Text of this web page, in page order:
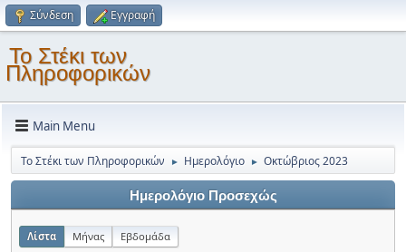
Σύνδεση Εγγραφή
Το Στέκι των
Πληροφορικών
Main Menu
Το Στέκι των Πληροφορικών ► Ημερολόγιο ► Οκτώβριος 2023
Ημερολόγιο Προσεχώς
Λίστα Μήνας Εβδομάδα